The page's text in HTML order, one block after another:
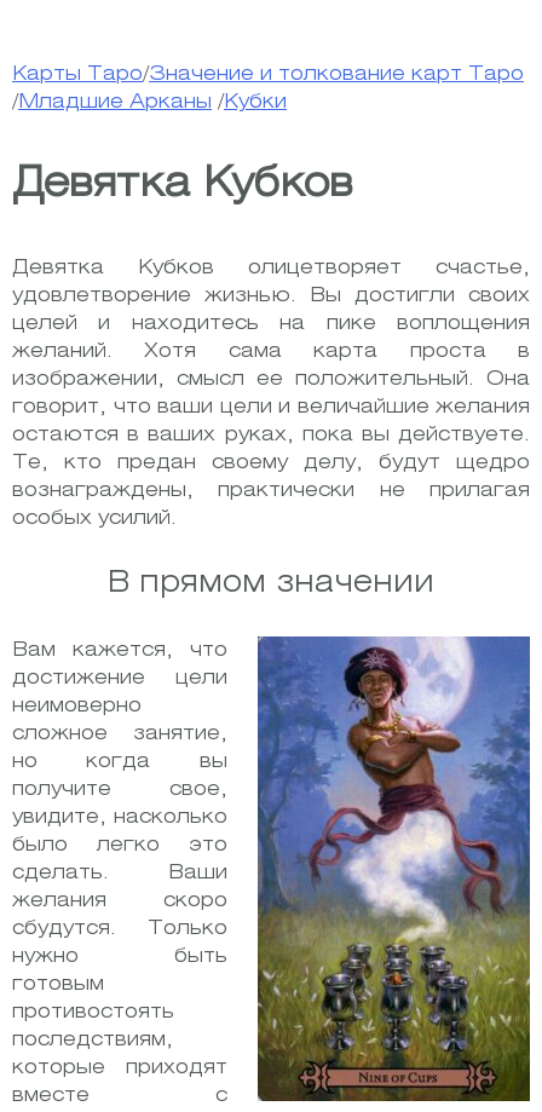
Карты Таро/Значение и толкование карт Таро
/ Младшие Арканы / Кубки
Девятка Кубков
Девятка Кубков олицетворяет счастье,
удовлетворение жизнью. Вы достигли своих
целей и находитесь на пике воплощения
желаний. Хотя сама карта проста в
изображении, смысл ее положительный. Она
говорит, что ваши цели и величайшие желания
остаются в ваших руках, пока вы действуете.
Те, кто предан своему делу, будут щедро
вознаграждены, практически не прилагая
особых усилий.
В прямом значении
Вам кажется, что
достижение цели
неимоверно
сложное занятие,
но когда вы
получите свое,
увидите, насколько
было легко это
сделать. Ваши
желания скоро
сбудутся. Только
нужно быть
готовым
противостоять
последствиям,
которые приходят
вместе с